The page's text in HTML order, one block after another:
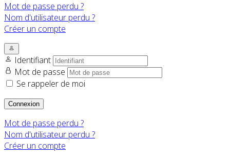
Mot de passe perdu ?
Nom d'utilisateur perdu ?
Créer un compte
Identifiant
Mot de passe
Se rappeler de moi
Connexion
Mot de passe perdu ?
Nom d'utilisateur perdu ?
Créer un compte